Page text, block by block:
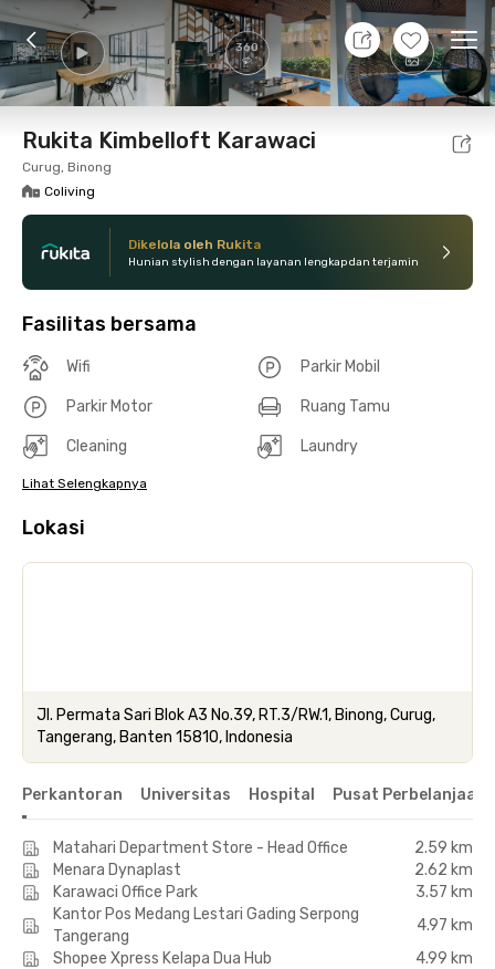
360 +30
10 Agt 26 - Belum tahu
Foto Fasilitas bersama Lokasi Kamar
Rukita Kimbelloft Karawaci
Curug, Binong
Coliving
Dikelola oleh Rukita
Hunian stylish dengan layanan lengkap dan terjamin
Fasilitas bersama
Wifi Parkir Mobil
Parkir Motor Ruang Tamu
Cleaning Laundry
Lihat Selengkapnya
Lokasi
Jl. Permata Sari Blok A3 No.39, RT.3/RW.1, Binong, Curug,
Tangerang, Banten 15810, Indonesia
Perkantoran Universitas Hospital Pusat Perbelanjaan
Matahari Department Store - Head Office
2.59 km
Menara Dynaplast
2.62 km
Karawaci Office Park
3.57 km
Kantor Pos Medang Lestari Gading Serpong
Tangerang
4.97 km
Shopee Xpress Kelapa Dua Hub
4.99 km